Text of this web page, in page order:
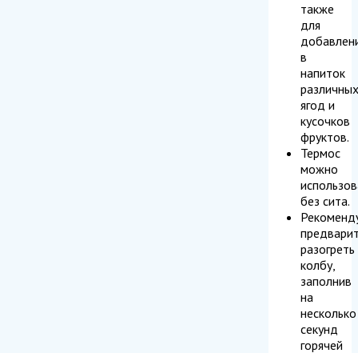
также
для
в
напиток
различных
ягод и
кусочков
фруктов.
Термос
можно
без сита.
разогреть
колбу,
заполнив
на
несколько
секунд
горячей